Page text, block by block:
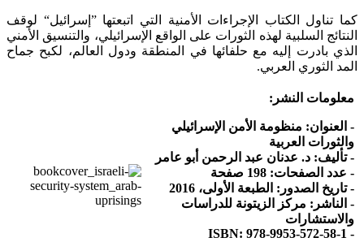
كما تناول الكتاب الإجراءات الأمنية التي اتبعتها ”إسرائيل“ لوقف
النتائج السلبية لهذه الثورات على الواقع الإسرائيلي، والتنسيق الأمني
الذي بادرت إليه مع حلفائها في المنطقة ودول العالم، لكبح جماح
المد الثوري العربي.
معلومات النشر:
- العنوان: منظومة الأمن الإسرائيلي
والثورات العربية
- تأليف: د. عدنان عبد الرحمن أبو عامر
- عدد الصفحات: 198 صفحة
- تاريخ الصدور: الطبعة الأولى، 2016
- الناشر: مركز الزيتونة للدراسات
والاستشارات
- ISBN: 978-9953-572-58-1